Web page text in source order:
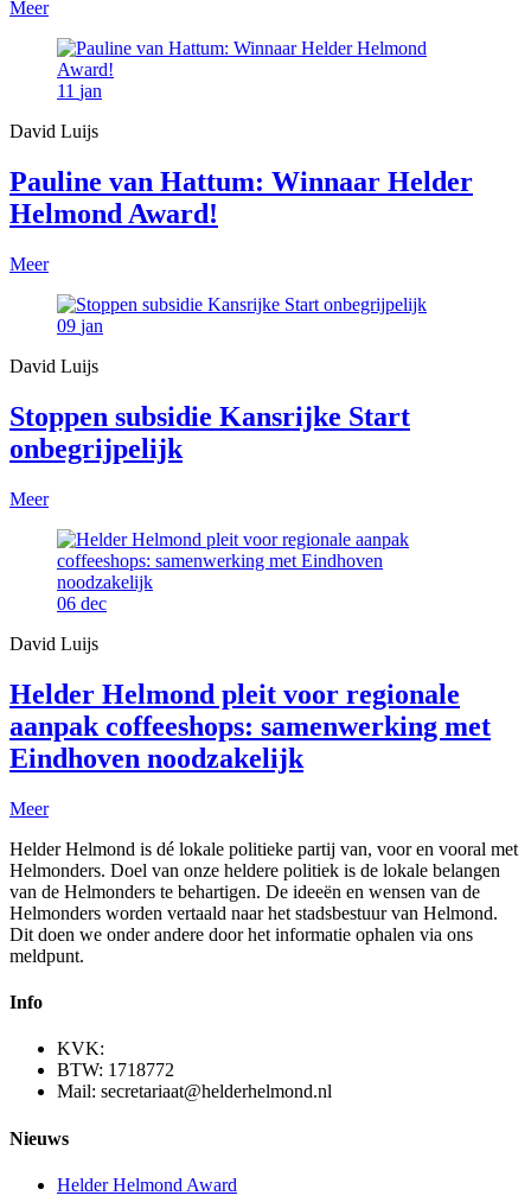
Meer
11 jan
David Luijs
Pauline van Hattum: Winnaar Helder
Helmond Award!
Meer
09 jan
David Luijs
Stoppen subsidie Kansrijke Start
onbegrijpelijk
Meer
06 dec
David Luijs
Helder Helmond pleit voor regionale
aanpak coffeeshops: samenwerking met
Eindhoven noodzakelijk
Meer
Helder Helmond is dé lokale politieke partij van, voor en vooral met
Helmonders. Doel van onze heldere politiek is de lokale belangen
van de Helmonders te behartigen. De ideeën en wensen van de
Helmonders worden vertaald naar het stadsbestuur van Helmond.
Dit doen we onder andere door het informatie ophalen via ons
meldpunt.
Info
KVK:
BTW: 1718772
Mail: secretariaat@helderhelmond.nl
Nieuws
Helder Helmond Award